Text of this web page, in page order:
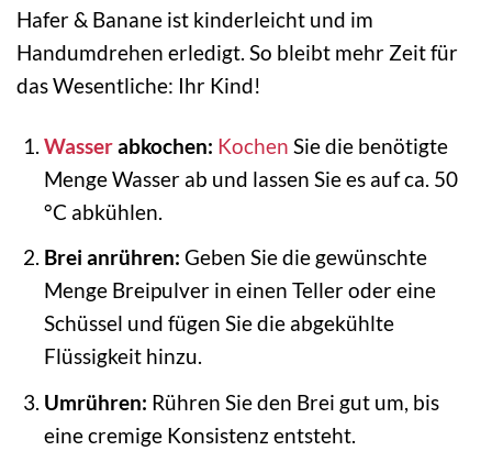
Hafer & Banane ist kinderleicht und im
Handumdrehen erledigt. So bleibt mehr Zeit für
das Wesentliche: Ihr Kind!
Wasserabkochen: Kochen Sie die benötigte
Menge Wasser ab und lassen Sie es auf ca. 50
°C abkühlen.
Brei anrühren: Geben Sie die gewünschte
Menge Breipulver in einen Teller oder eine
Schüssel und fügen Sie die abgekühlte
Flüssigkeit hinzu.
Umrühren: Rühren Sie den Brei gut um, bis
eine cremige Konsistenz entsteht.